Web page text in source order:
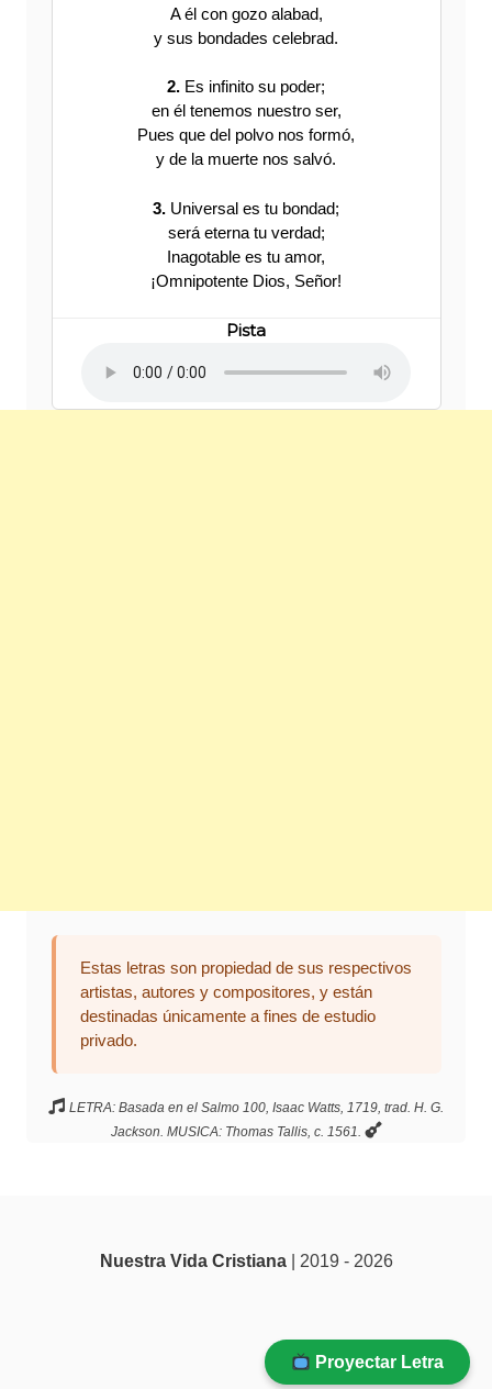
A él con gozo alabad,
y sus bondades celebrad.
2. Es infinito su poder;
en él tenemos nuestro ser,
Pues que del polvo nos formó,
y de la muerte nos salvó.
3. Universal es tu bondad;
será eterna tu verdad;
Inagotable es tu amor,
¡Omnipotente Dios, Señor!
Pista
Estas letras son propiedad de sus respectivos
artistas, autores y compositores, y están
destinadas únicamente a fines de estudio
privado.
LETRA: Basada en el Salmo 100, Isaac Watts, 1719, trad. H. G.
Jackson. MUSICA: Thomas Tallis, c. 1561.
Nuestra Vida Cristiana| 2019 - 2026
Proyectar Letra